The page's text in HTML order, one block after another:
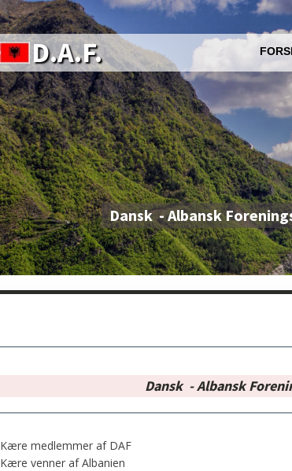
D.A.F.
Dansk - Albansk
Dansk - Albansk
Kære medlemmer af DAF
Kære venner af Albanien